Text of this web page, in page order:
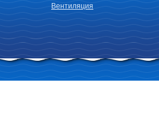
Вентиляция